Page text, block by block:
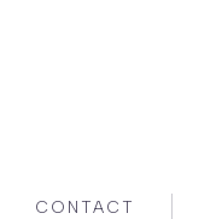
CONTACT